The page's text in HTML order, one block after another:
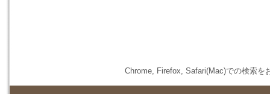
Chrome, Firefox, Safari(Mac)での検索を